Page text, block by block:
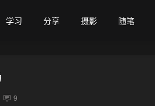
学习 分享 摄影 随笔
9